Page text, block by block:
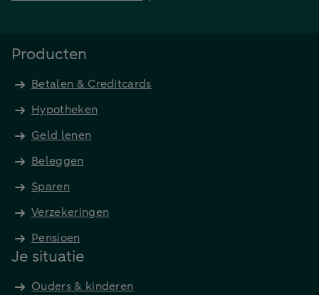
Producten
Betalen & Creditcards
Hypotheken
Geld lenen
Beleggen
Sparen
Verzekeringen
Pensioen
Je situatie
Ouders & kinderen